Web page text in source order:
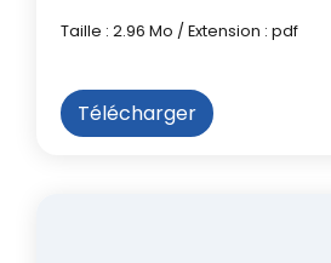
Taille : 2.96 Mo / Extension : pdf
Télécharger